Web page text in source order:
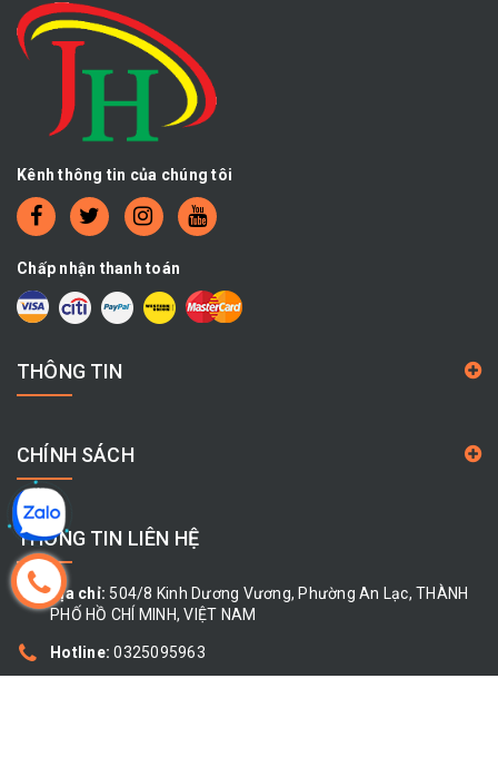
Kênh thông tin của chúng tôi
Chấp nhận thanh toán
THÔNG TIN
CHÍNH SÁCH
THÔNG TIN LIÊN HỆ
Địa chỉ: 504/8 Kinh Dương Vương, Phường An Lạc, THÀNH
PHỐ HỒ CHÍ MINH, VIỆT NAM
Hotline:0325095963